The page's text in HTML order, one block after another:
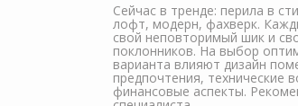
Сейчас в тренде: перила в
лофт, модерн, фахверк.
свой неповторимый шик и
поклонников. На выбор
варианта влияют дизайн
предпочтения, технические
финансовые аспекты.